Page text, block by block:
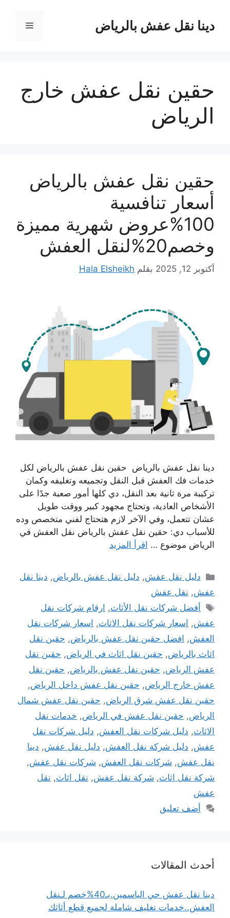
المحتوىدينا نقل عفش بالرياض القائمة
حقين نقل عفش خارج
الرياض
حقين نقل عفش بالرياض
أسعار تنافسية
100%عروض شهرية مميزة
وخصم20%لنقل العفش
أكتوبر 12, 2025 بقلم Hala Elsheikh
دينا نقل عفش بالرياض حقين نقل عفش بالرياض لكل
خدمات فك العفش قبل النقل وتجميعه وتغليفه وكمان
تركيبة مرة ثانية بعد النقل، دي كلها أمور صعبة جدًا على
الأشخاص العادية، وتحتاج مجهود كبير ووقت طويل
عشان تتعمل، وفي الآخر لازم هتحتاج لفني متخصص وده
للأسباب دي: حقين نقل عفش بالرياض نقل العفش في
الرياض موضوع … اقرأ المزيد
التصنيفات
دليل نقل عفش, دليل نقل عفش بالرياض, دينا نقل
عفش, نقل عفش
الوسوم
أفضل شركات نقل الأثاث, ارقام شركات نقل
عفش, اسعار شركات نقل الاثاث, اسعار شركات نقل
العفش, افضل حقين نقل عفش بالرياض, حقين نقل
اثاث بالرياض, حقين نقل اثاث في الرياض, حقين نقل
عفش الرياض, حقين نقل عفش بالرياض, حقين نقل
عفش خارج الرياض, حقين نقل عفش داخل الرياض,
حقين نقل عفش شرق الرياض, حقين نقل عفش شمال
الرياض, حقين نقل عفش في الرياض, خدمات نقل
الاثاث, دليل شركات نقل العفش, دليل شركات نقل
عفش, دليل شركة نقل العفش, دليل نقل عفش, دينا
نقل عفش, شركات نقل العفش, شركات نقل عفش,
شركة نقل اثاث, شركة نقل عفش, نقل اثاث, نقل
عفش
أضف تعليق
أحدث المقالات
دينا نقل عفش حي الياسمين.بـ40%خصم لـنقل
العفش..خدمات تغليف شاملة لجميع قطع أثاثك